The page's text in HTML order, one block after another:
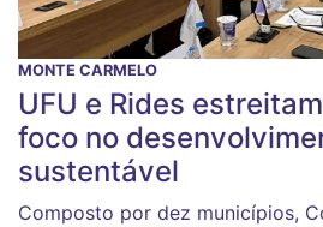
MONTE CARMELO
UFU e Rides
foco no
sustentável
Composto por dez municípios,